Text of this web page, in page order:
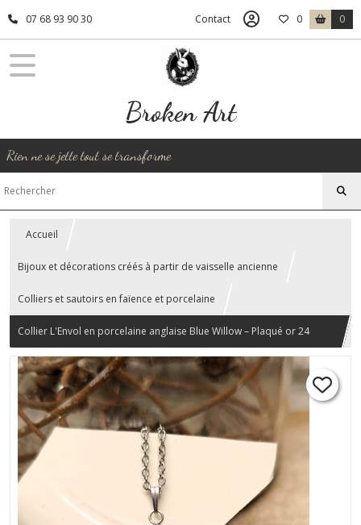
07 68 93 90 30 Contact 0 0
Broken Art
Rien ne se jette tout se transforme
Accueil
Bijoux et décorations créés à partir de vaisselle ancienne
Colliers et sautoirs en faïence et porcelaine
Collier L'Envol en porcelaine anglaise Blue Willow – Plaqué or 24
carats